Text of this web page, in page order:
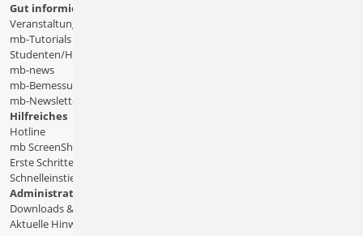
Gut informiert
Veranstaltungen
mb-Tutorials
Studenten/Hochschule
mb-news
mb-Bemessungstafeln
mb-Newsletter
Hilfreiches
Hotline
mb ScreenShare
Erste Schritte
Schnelleinstiege & Doku
Administratives
Downloads & Patches
Aktuelle Hinweise